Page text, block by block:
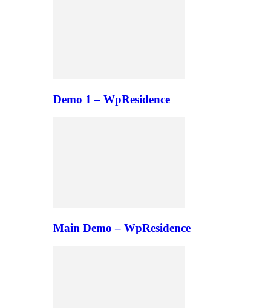
Demo 1 – WpResidence
Main Demo – WpResidence